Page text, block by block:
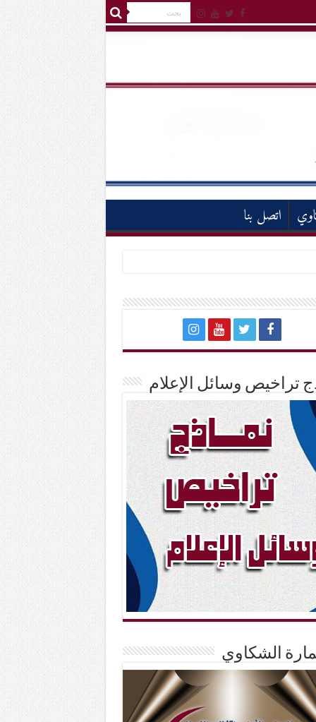
اتصل بنا
تراخيص وسائل الإعلام
الشكاوي